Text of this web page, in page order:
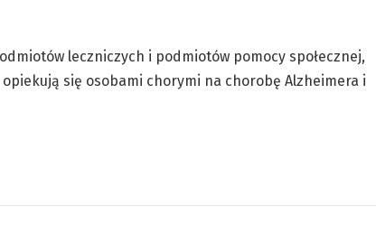
leczniczych i podmiotów pomocy społecznej,
się osobami chorymi na chorobę Alzheimera i